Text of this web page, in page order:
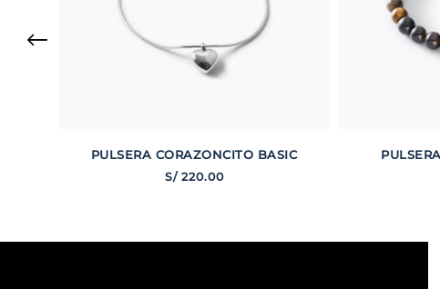
PULSERA CORAZONCITO BASIC
S/ 220.00